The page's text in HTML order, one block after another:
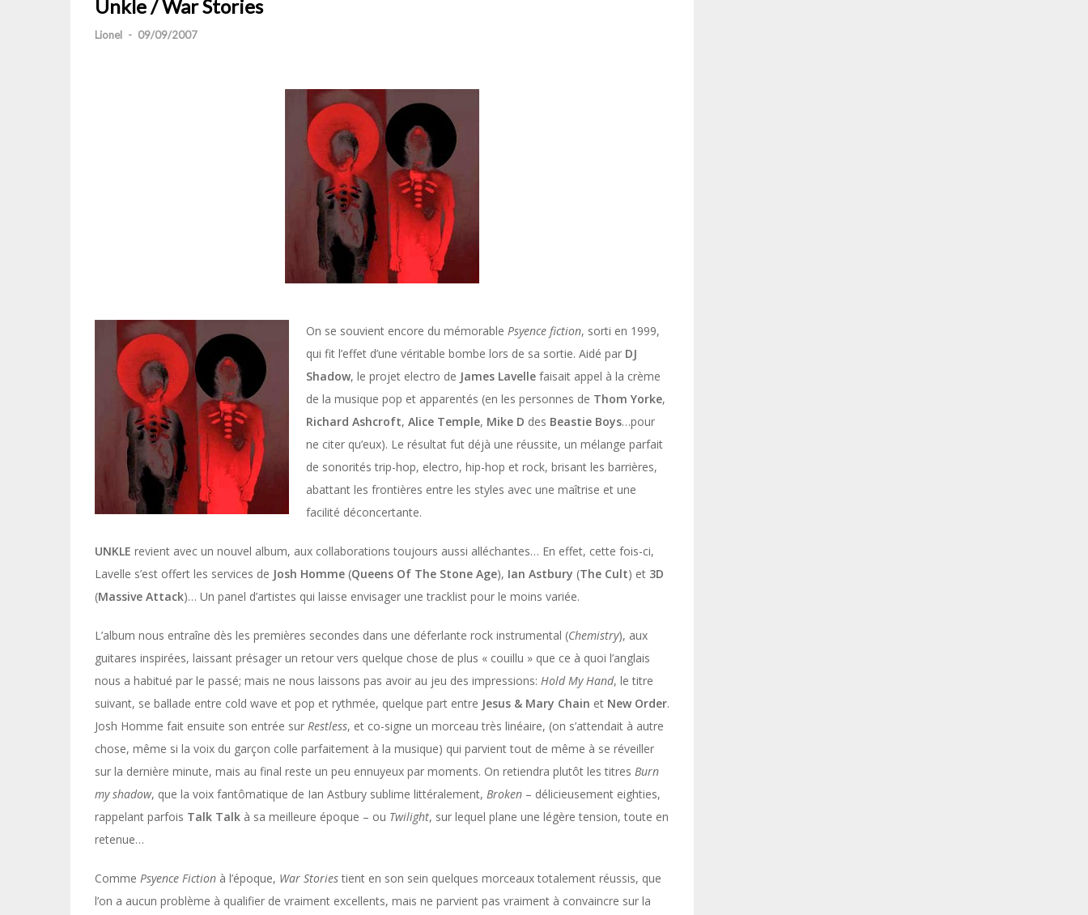
Unkle / War Stories
Lionel - 09/09/2007
On se souvient encore du mémorable Psyence fiction, sorti en 1999,
qui fit l’effet d’une véritable bombe lors de sa sortie. Aidé par DJ
Shadow, le projet electro de James Lavelle faisait appel à la crème
de la musique pop et apparentés (en les personnes de Thom Yorke,
Richard Ashcroft, Alice Temple, Mike D des Beastie Boys…pour
ne citer qu’eux). Le résultat fut déjà une réussite, un mélange parfait
de sonorités trip-hop, electro, hip-hop et rock, brisant les barrières,
abattant les frontières entre les styles avec une maîtrise et une
facilité déconcertante.
UNKLE revient avec un nouvel album, aux collaborations toujours aussi alléchantes… En effet, cette fois-ci,
Lavelle s’est offert les services de Josh Homme (Queens Of The Stone Age), Ian Astbury (The Cult) et 3D
(Massive Attack)… Un panel d’artistes qui laisse envisager une tracklist pour le moins variée.
L’album nous entraîne dès les premières secondes dans une déferlante rock instrumental (Chemistry), aux
guitares inspirées, laissant présager un retour vers quelque chose de plus « couillu » que ce à quoi l’anglais
nous a habitué par le passé; mais ne nous laissons pas avoir au jeu des impressions: Hold My Hand, le titre
suivant, se ballade entre cold wave et pop et rythmée, quelque part entre Jesus & Mary Chain et New Order.
Josh Homme fait ensuite son entrée sur Restless, et co-signe un morceau très linéaire, (on s’attendait à autre
chose, même si la voix du garçon colle parfaitement à la musique) qui parvient tout de même à se réveiller
sur la dernière minute, mais au final reste un peu ennuyeux par moments. On retiendra plutôt les titres Burn
my shadow, que la voix fantômatique de Ian Astbury sublime littéralement, Broken – délicieusement eighties,
rappelant parfois Talk Talk à sa meilleure époque – ou Twilight, sur lequel plane une légère tension, toute en
retenue…
Comme Psyence Fiction à l’époque, War Storiestient en son sein quelques morceaux totalement réussis, que
l’on a aucun problème à qualifier de vraiment excellents, mais ne parvient pas vraiment à convaincre sur la